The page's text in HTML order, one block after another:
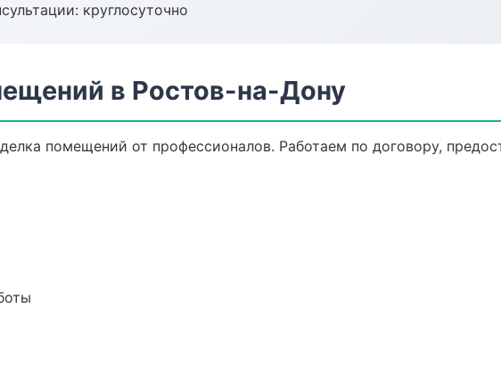
круглосуточно
в Ростов-на-Дону
помещений от профессионалов. Работаем по договору,